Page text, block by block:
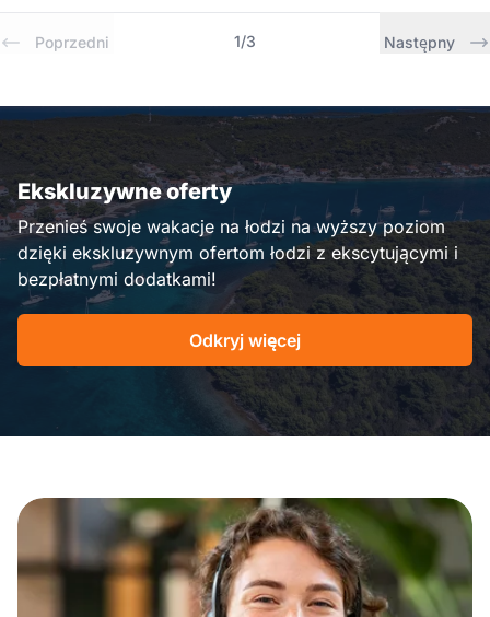
Poprzedni 1/3 Następny
Ekskluzywne oferty
Przenieś swoje wakacje na łodzi na wyższy poziom
dzięki ekskluzywnym ofertom łodzi z ekscytującymi i
bezpłatnymi dodatkami!
Odkryj więcej